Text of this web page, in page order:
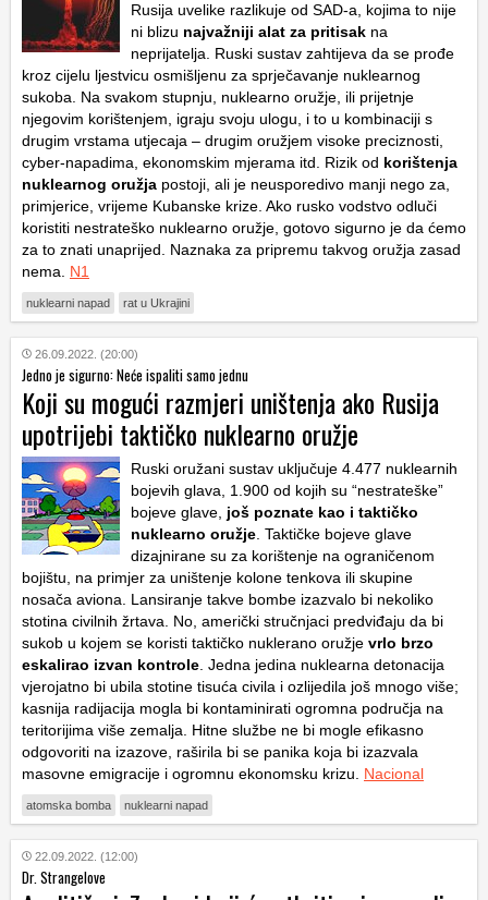
Rusija uvelike razlikuje od SAD-a, kojima to nije
ni blizu najvažniji alat za pritisak na
neprijatelja. Ruski sustav zahtijeva da se prođe
kroz cijelu ljestvicu osmišljenu za sprječavanje nuklearnog
sukoba. Na svakom stupnju, nuklearno oružje, ili prijetnje
njegovim korištenjem, igraju svoju ulogu, i to u kombinaciji s
drugim vrstama utjecaja – drugim oružjem visoke preciznosti,
cyber-napadima, ekonomskim mjerama itd. Rizik od korištenja
nuklearnog oružja postoji, ali je neusporedivo manji nego za,
primjerice, vrijeme Kubanske krize. Ako rusko vodstvo odluči
koristiti nestrateško nuklearno oružje, gotovo sigurno je da ćemo
za to znati unaprijed. Naznaka za pripremu takvog oružja zasad
nema. N1
nuklearni napad rat u Ukrajini
26.09.2022. (20:00)
Jedno je sigurno: Neće ispaliti samo jednu
Koji su mogući razmjeri uništenja ako Rusija
upotrijebi taktičko nuklearno oružje
Ruski oružani sustav uključuje 4.477 nuklearnih
bojevih glava, 1.900 od kojih su “nestrateške”
bojeve glave, još poznate kao i taktičko
nuklearno oružje . Taktičke bojeve glave
dizajnirane su za korištenje na ograničenom
bojištu, na primjer za uništenje kolone tenkova ili skupine
nosača aviona. Lansiranje takve bombe izazvalo bi nekoliko
stotina civilnih žrtava. No, američki stručnjaci predviđaju da bi
sukob u kojem se koristi taktičko nuklerano oružje vrlo brzo
eskalirao izvan kontrole . Jedna jedina nuklearna detonacija
vjerojatno bi ubila stotine tisuća civila i ozlijedila još mnogo više;
kasnija radijacija mogla bi kontaminirati ogromna područja na
teritorijima više zemalja. Hitne službe ne bi mogle efikasno
odgovoriti na izazove, raširila bi se panika koja bi izazvala
masovne emigracije i ogromnu ekonomsku krizu. Nacional
atomska bomba nuklearni napad
22.09.2022. (12:00)
Dr. Strangelove